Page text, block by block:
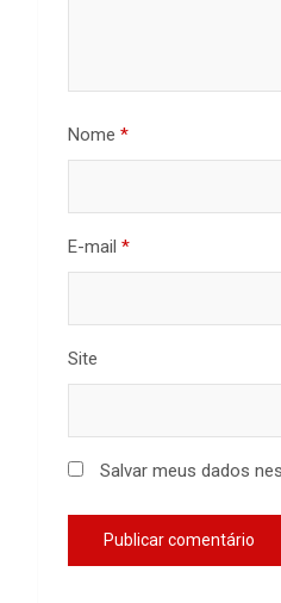
Nome *
E-mail *
Site
Salvar meus dados